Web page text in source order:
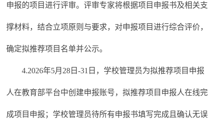
申报的项目进行评审。评审专家将根据项目申报书及相关支
撑材料，结合立项原则与要求，对申报项目进行综合评价，
确定拟推荐项目名单并公示。
4.2026年5月28日-31日，学校管理员为拟推荐项目申报
人在教育部平台中创建申报账号，拟推荐项目申报人在线完
成项目申报；学校管理员待所有申报书填写完成且确认无误